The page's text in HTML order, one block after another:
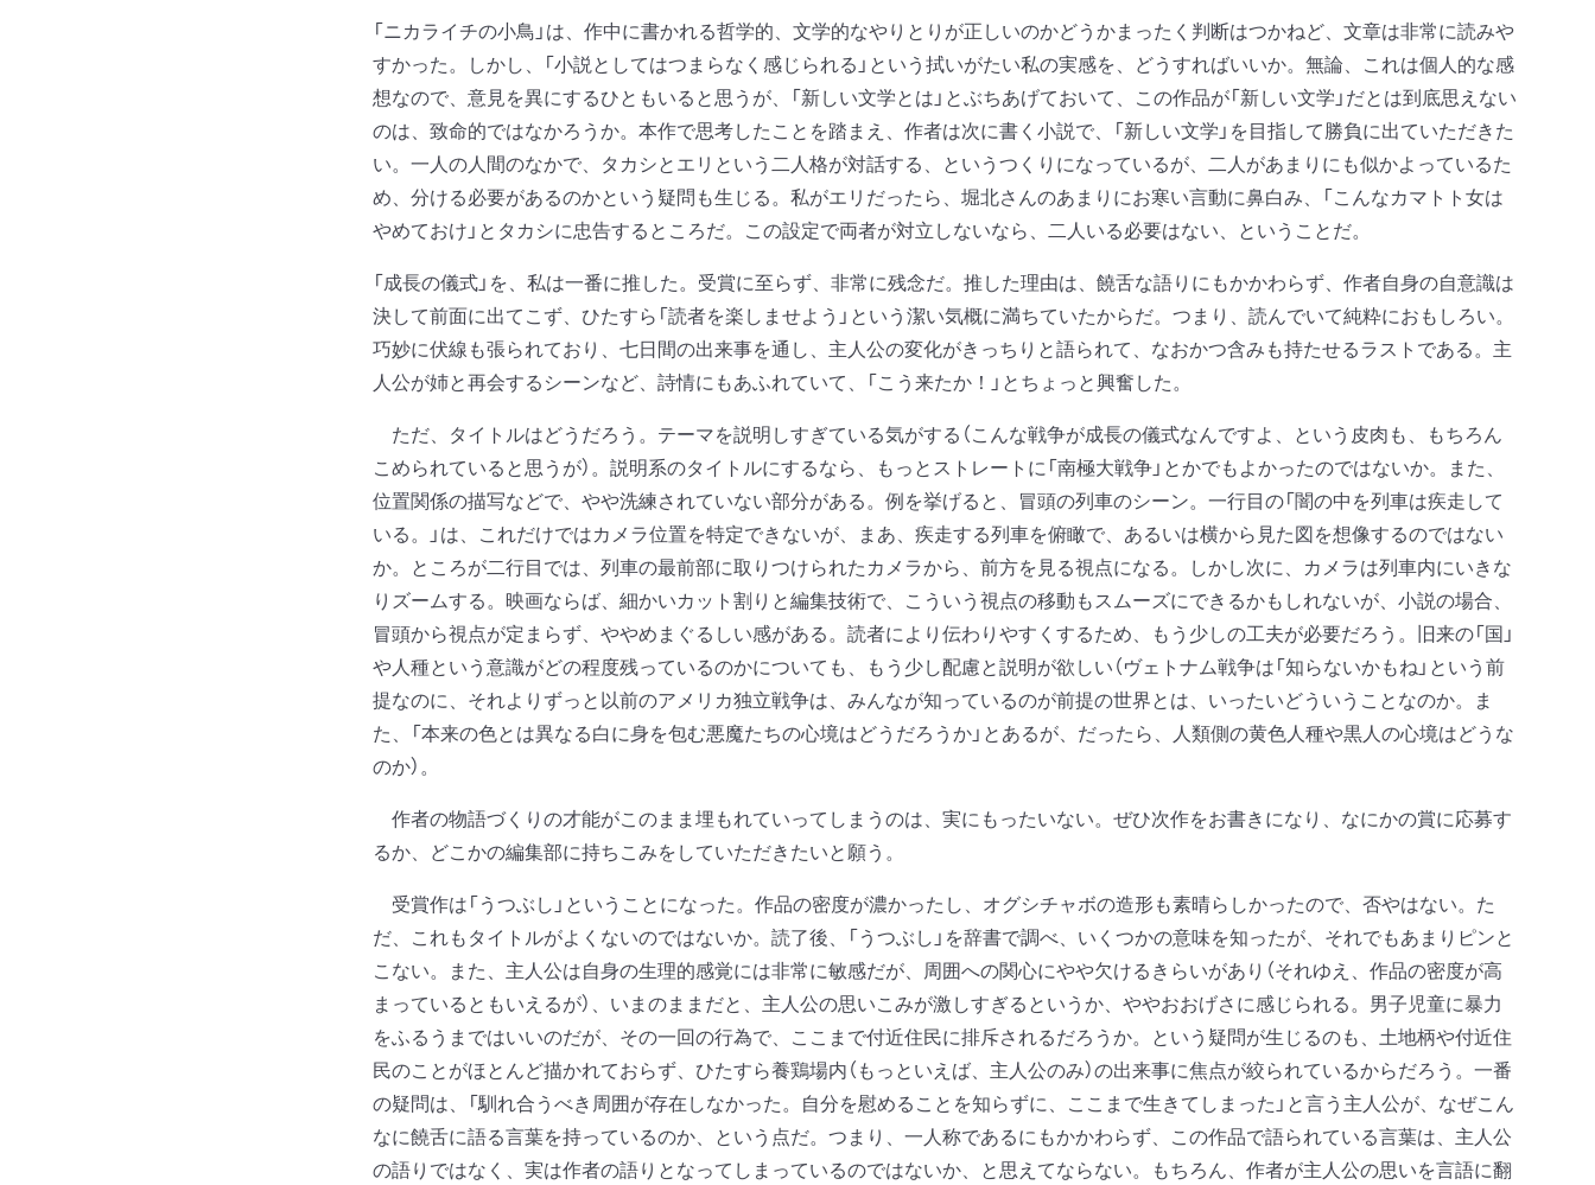
「ニカライチの小鳥」は、作中に書かれる哲学的、文学的なやりとりが正しいのかどうかまったく判断はつかねど、文章は非常に読みや
すかった。しかし、「小説としてはつまらなく感じられる」という拭いがたい私の実感を、どうすればいいか。無論、これは個人的な感
想なので、意見を異にするひともいると思うが、「新しい文学とは」とぶちあげておいて、この作品が「新しい文学」だとは到底思えない
のは、致命的ではなかろうか。本作で思考したことを踏まえ、作者は次に書く小説で、「新しい文学」を目指して勝負に出ていただきた
い。一人の人間のなかで、タカシとエリという二人格が対話する、というつくりになっているが、二人があまりにも似かよっているた
め、分ける必要があるのかという疑問も生じる。私がエリだったら、堀北さんのあまりにお寒い言動に鼻白み、「こんなカマトト女は
やめておけ」とタカシに忠告するところだ。この設定で両者が対立しないなら、二人いる必要はない、ということだ。
「成長の儀式」を、私は一番に推した。受賞に至らず、非常に残念だ。推した理由は、饒舌な語りにもかかわらず、作者自身の自意識は
決して前面に出てこず、ひたすら「読者を楽しませよう」という潔い気概に満ちていたからだ。つまり、読んでいて純粋におもしろい。
巧妙に伏線も張られており、七日間の出来事を通し、主人公の変化がきっちりと語られて、なおかつ含みも持たせるラストである。主
人公が姉と再会するシーンなど、詩情にもあふれていて、「こう来たか！」とちょっと興奮した。
ただ、タイトルはどうだろう。テーマを説明しすぎている気がする（こんな戦争が成長の儀式なんですよ、という皮肉も、もちろん
こめられていると思うが）。説明系のタイトルにするなら、もっとストレートに「南極大戦争」とかでもよかったのではないか。また、
位置関係の描写などで、やや洗練されていない部分がある。例を挙げると、冒頭の列車のシーン。一行目の「闇の中を列車は疾走して
いる。」は、これだけではカメラ位置を特定できないが、まあ、疾走する列車を俯瞰で、あるいは横から見た図を想像するのではない
か。ところが二行目では、列車の最前部に取りつけられたカメラから、前方を見る視点になる。しかし次に、カメラは列車内にいきな
りズームする。映画ならば、細かいカット割りと編集技術で、こういう視点の移動もスムーズにできるかもしれないが、小説の場合、
冒頭から視点が定まらず、ややめまぐるしい感がある。読者により伝わりやすくするため、もう少しの工夫が必要だろう。旧来の「国」
や人種という意識がどの程度残っているのかについても、もう少し配慮と説明が欲しい（ヴェトナム戦争は「知らないかもね」という前
提なのに、それよりずっと以前のアメリカ独立戦争は、みんなが知っているのが前提の世界とは、いったいどういうことなのか。ま
た、「本来の色とは異なる白に身を包む悪魔たちの心境はどうだろうか」とあるが、だったら、人類側の黄色人種や黒人の心境はどうな
のか）。
作者の物語づくりの才能がこのまま埋もれていってしまうのは、実にもったいない。ぜひ次作をお書きになり、なにかの賞に応募す
るか、どこかの編集部に持ちこみをしていただきたいと願う。
受賞作は「うつぶし」ということになった。作品の密度が濃かったし、オグシチャボの造形も素晴らしかったので、否やはない。た
だ、これもタイトルがよくないのではないか。読了後、「うつぶし」を辞書で調べ、いくつかの意味を知ったが、それでもあまりピンと
こない。また、主人公は自身の生理的感覚には非常に敏感だが、周囲への関心にやや欠けるきらいがあり（それゆえ、作品の密度が高
まっているともいえるが）、いまのままだと、主人公の思いこみが激しすぎるというか、ややおおげさに感じられる。男子児童に暴力
をふるうまではいいのだが、その一回の行為で、ここまで付近住民に排斥されるだろうか。という疑問が生じるのも、土地柄や付近住
民のことがほとんど描かれておらず、ひたすら養鶏場内（もっといえば、主人公のみ）の出来事に焦点が絞られているからだろう。一番
の疑問は、「馴れ合うべき周囲が存在しなかった。自分を慰めることを知らずに、ここまで生きてしまった」と言う主人公が、なぜこん
なに饒舌に語る言葉を持っているのか、という点だ。つまり、一人称であるにもかかわらず、この作品で語られている言葉は、主人公
の語りではなく、実は作者の語りとなってしまっているのではないか、と思えてならない。もちろん、作者が主人公の思いを言語に翻